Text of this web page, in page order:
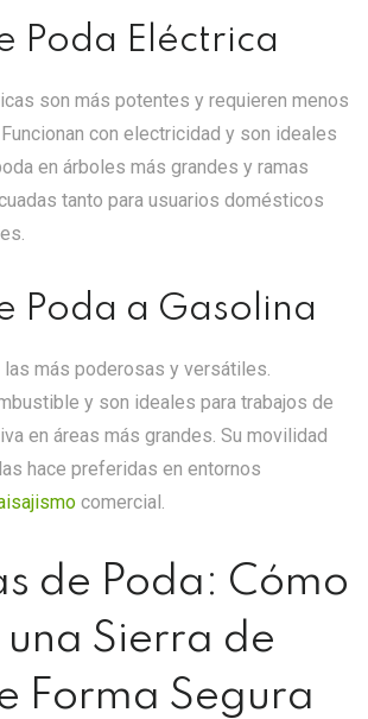
Poda Eléctrica
son más potentes y requieren menos
con electricidad y son ideales
en árboles más grandes y ramas
tanto para usuarios domésticos
Poda a Gasolina
más poderosas y versátiles.
y son ideales para trabajos de
en áreas más grandes. Su movilidad
hace preferidas en entornos
comercial.
de Poda: Cómo
Sierra de
Forma Segura